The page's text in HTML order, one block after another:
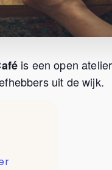
is een open
uit de wijk.